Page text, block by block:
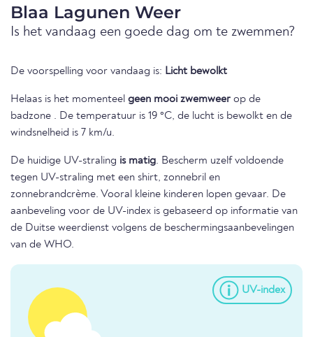
Blaa Lagunen Weer
Is het vandaag een goede dag om te zwemmen?
De voorspelling voor vandaag is: Licht bewolkt
Helaas is het momenteel geen mooi zwemweer op de
badzone . De temperatuur is 19 °C, de lucht is bewolkt en de
windsnelheid is 7 km/u.
De huidige UV-straling is matig. Bescherm uzelf voldoende
tegen UV-straling met een shirt, zonnebril en
zonnebrandcrème. Vooral kleine kinderen lopen gevaar. De
aanbeveling voor de UV-index is gebaseerd op informatie van
de Duitse weerdienst volgens de beschermingsaanbevelingen
van de WHO.
UV-index